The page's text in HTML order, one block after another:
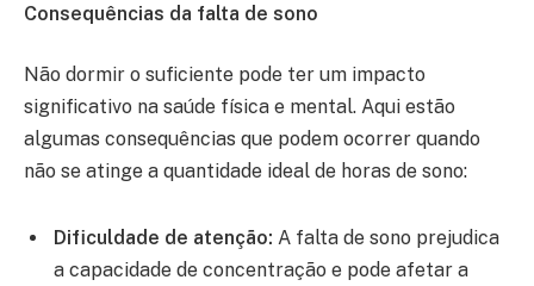
Consequências da falta de sono
Não dormir o suficiente pode ter um impacto
significativo na saúde física e mental. Aqui estão
algumas consequências que podem ocorrer quando
não se atinge a quantidade ideal de horas de sono:
Dificuldade de atenção: A falta de sono prejudica
a capacidade de concentração e pode afetar a